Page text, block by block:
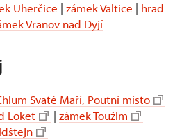
Uherčice | zámek Valtice | hrad
Vranov nad Dyjí
Svaté Maří, Poutní místo
Loket | zámek Toužim